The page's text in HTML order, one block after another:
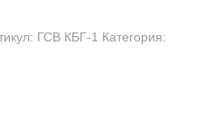
ГСВ КБГ-1 Категория: